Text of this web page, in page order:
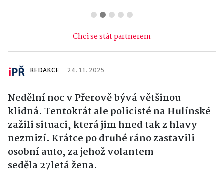
Chci se stát partnerem
REDAKCE 24. 11. 2025
Nedělní noc v Přerově bývá většinou
klidná. Tentokrát ale policisté na Hulínské
zažili situaci, která jim hned tak z hlavy
nezmizí. Krátce po druhé ráno zastavili
osobní auto, za jehož volantem
seděla 27letá žena.